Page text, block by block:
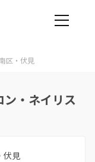
区・伏見
・ネイリス
伏見